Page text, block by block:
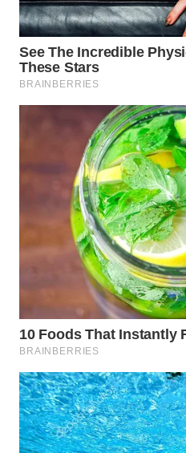
TIMUR
WN
SEMARANG
WN
BOROBUDUR
WN
MADURA
WN
SURABAYA
WN
WN
BINTAN